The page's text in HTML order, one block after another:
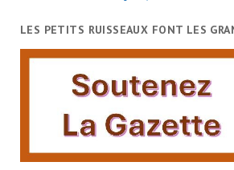
LES PETITS RUISSEAUX FONT LES